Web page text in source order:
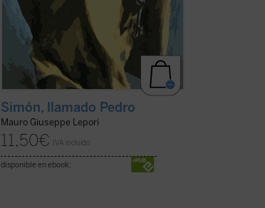
Simón, llamado Pedro
Mauro Giuseppe Lepori
11,50€ IVA incluido
disponible en ebook: